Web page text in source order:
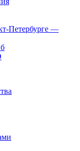
Петербурге —